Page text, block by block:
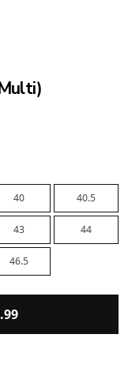
40 40.5
43 44
46.5